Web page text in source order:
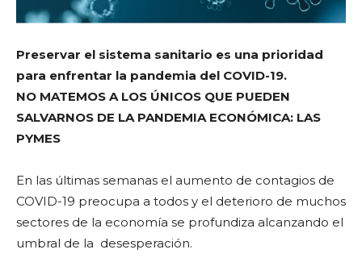
Preservar el sistema sanitario es una prioridad
para enfrentar la pandemia del COVID-19.
NO MATEMOS A LOS ÚNICOS QUE PUEDEN
SALVARNOS DE LA PANDEMIA ECONÓMICA: LAS
PYMES
En las últimas semanas el aumento de contagios de
COVID-19 preocupa a todos y el deterioro de muchos
sectores de la economía se profundiza alcanzando el
umbral de la desesperación.